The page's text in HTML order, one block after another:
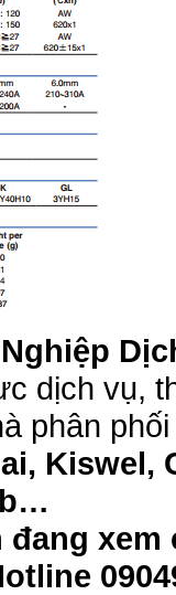
dịch vụ,
phân
Kiswel,
đang